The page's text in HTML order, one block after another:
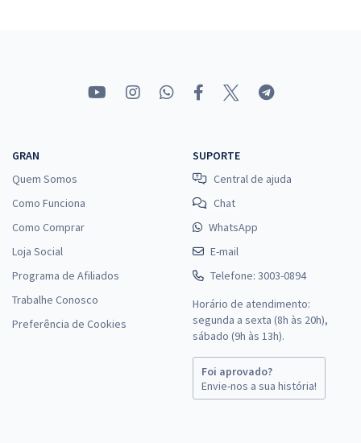
GRAN
Quem Somos
Como Funciona
Como Comprar
Loja Social
Programa de Afiliados
Trabalhe Conosco
Preferência de Cookies
SUPORTE
Central de ajuda
Chat
WhatsApp
E-mail
Telefone: 3003-0894
Horário de atendimento:
segunda a sexta (8h às 20h),
sábado (9h às 13h).
Foi aprovado?
Envie-nos a sua história!